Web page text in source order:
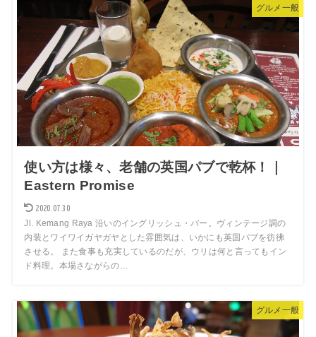
グルメ一般
使い方は様々、老舗の英国パブで乾杯！｜
Eastern Promise
2020.07.30
Jl. Kemang Raya 沿いのイングリッシュ・バー。ヴィンテージ調の
内装とワイワイガヤガヤとした雰囲気は、いかにも英国パブを彷彿
させる。 また食事も充実しているのだが、ウリは何と言ってもイン
ド料理。本場さながらの…
グルメ一般